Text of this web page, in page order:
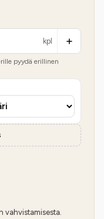
kpl
pyydä erillinen
vahvistamisesta.